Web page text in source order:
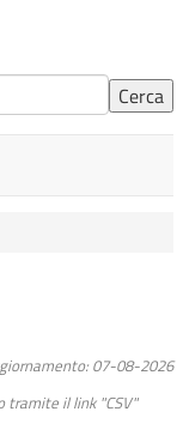
07-08-2026
tramite il link "CSV"